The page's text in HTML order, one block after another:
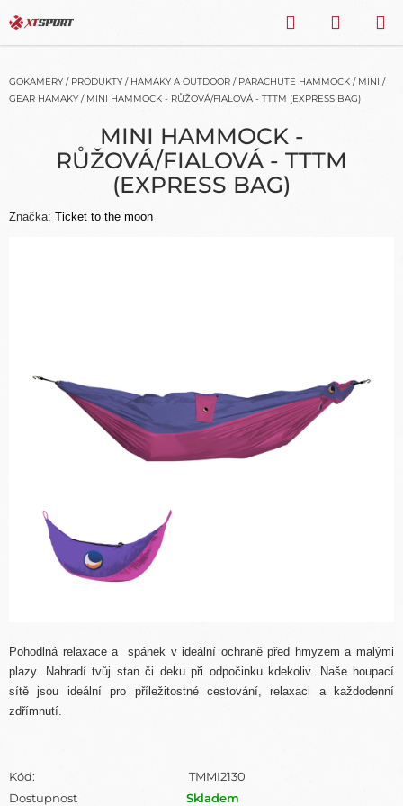
na
HLEDAT
KOŠÍK
GOKAMERY / PRODUKTY / HAMAKY A OUTDOOR / PARACHUTE HAMMOCK / MINI /
GEAR HAMAKY / MINI HAMMOCK - RŮŽOVÁ/FIALOVÁ - TTTM (EXPRESS BAG)
Pohodlná relaxace a spánek v ideální ochraně před hmyzem a malými
plazy. Nahradí tvůj stan či deku při odpočinku kdekoliv. Naše houpací
sítě jsou ideální pro příležitostné cestování, relaxaci a každodenní
zdřímnutí.
Kód:
TMMI2130
Dostupnost
Skladem
MINI HAMMOCK -
RŮŽOVÁ/FIALOVÁ - TTTM
(EXPRESS BAG)
Značka: Ticket to the moon